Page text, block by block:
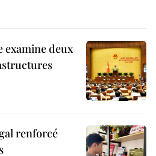
examine deux
renforcé